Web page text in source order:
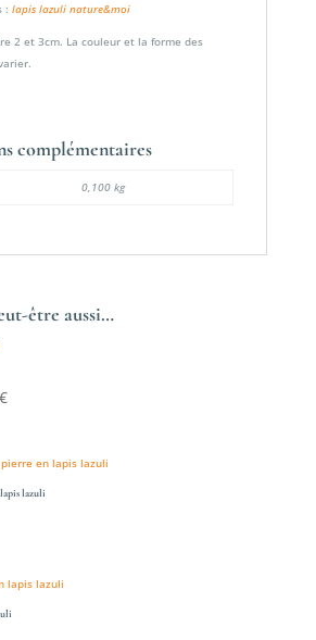
: lapis lazuli nature&moi
2 et 3cm. La couleur et la forme des
complémentaires
0,100 kg
être aussi…
€Plage
32,50 €
à
lazuli